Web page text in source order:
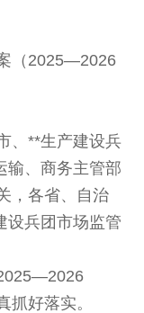
（2025—2026
、**生产建设兵
输、商务主管部
，各省、自治
设兵团市场监管
抓好落实。